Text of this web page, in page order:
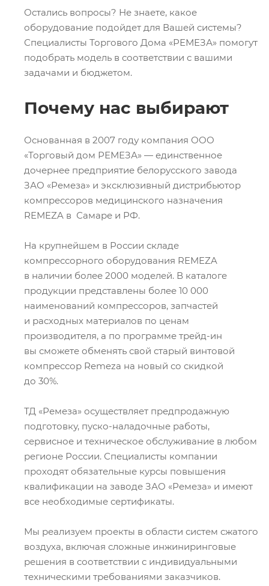
Остались вопросы? Не знаете, какое
оборудование подойдет для Вашей системы?
Специалисты Торгового Дома «РЕМЕЗА» помогут
подобрать модель в соответствии с вашими
задачами и бюджетом.
Почему нас выбирают
Основанная в 2007 году компания ООО
«Торговый дом РЕМЕЗА» — единственное
дочернее предприятие белорусского завода
ЗАО «Ремеза» и эксклюзивный дистрибьютор
компрессоров медицинского назначения
REMEZA в Самаре и РФ.
На крупнейшем в России складе
компрессорного оборудования REMEZA
в наличии более 2000 моделей. В каталоге
продукции представлены более 10 000
наименований компрессоров, запчастей
и расходных материалов по ценам
производителя, а по программе трейд-ин
вы сможете обменять свой старый винтовой
компрессор Remeza на новый со скидкой
до 30%.
ТД «Ремеза» осуществляет предпродажную
подготовку, пуско-наладочные работы,
сервисное и техническое обслуживание в любом
регионе России. Специалисты компании
проходят обязательные курсы повышения
квалификации на заводе ЗАО «Ремеза» и имеют
все необходимые сертификаты.
Мы реализуем проекты в области систем сжатого
воздуха, включая сложные инжиниринговые
решения в соответствии с индивидуальными
техническими требованиями заказчиков.